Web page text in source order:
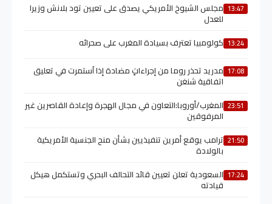
13:47 مجلس الشيوخ الأمريكي يصدق على تعيين تود بلانش وزيرا
للعدل
13:24 كولومبيا تعترف بسيادة المغرب على صحرائه
17:08 مدريد تحذر روما من إجراءاتٍ مضادة إذا اُستمرت في تعليق
اتفاقية شنغن
23:51 المغرب/أوروبا:التعاون في مجال الهجرة وإعادة القاصرين غير
المرفوقين
21:50 ترامب يوقع أمرين تنفيذيين بشأن منح الجنسية الأمريكية
بالولادة
17:24 السعودية تعلن تعيين قائد التحالف البحري وتستكمل هيكل
قيادته